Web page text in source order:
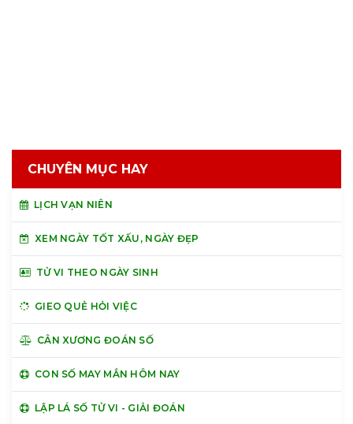
CHUYÊN MỤC HAY
LỊCH VẠN NIÊN
XEM NGÀY TỐT XẤU, NGÀY ĐẸP
TỬ VI THEO NGÀY SINH
GIEO QUẺ HỎI VIỆC
CÂN XƯƠNG ĐOÁN SỐ
CON SỐ MAY MẮN HÔM NAY
LẬP LÁ SỐ TỬ VI - GIẢI ĐOÁN